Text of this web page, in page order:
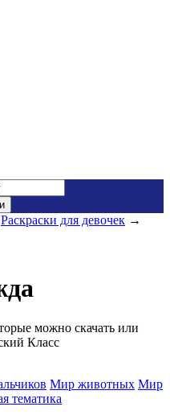
Раскраски для девочек →
можно скачать или
Класс
Мир животных Мир
тематика